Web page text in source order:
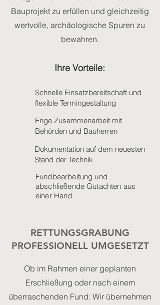
Bauprojekt zu erfüllen und gleichzeitig
wertvolle, archäologische Spuren zu
bewahren.
Ihre Vorteile:
Schnelle Einsatzbereitschaft und
flexible Termingestaltung
Enge Zusammenarbeit mit
Behörden und Bauherren
Dokumentation auf dem neuesten
Stand der Technik
Fundbearbeitung und
abschließende Gutachten aus
einer Hand
RETTUNGSGRABUNG
PROFESSIONELL UMGESETZT
Ob im Rahmen einer geplanten
Erschließung oder nach einem
überraschenden Fund: Wir übernehmen